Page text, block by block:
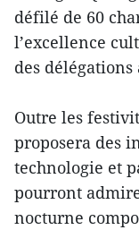
défilé de 60
l’excellence
des
Outre les
proposera des
technologie et
pourront
nocturne